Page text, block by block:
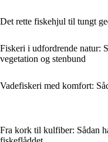
Det rette fiskehjul til tungt
Fiskeri i udfordrende natur:
vegetation og stenbund
Vadefiskeri med komfort:
Fra kork til kulfiber: Sådan